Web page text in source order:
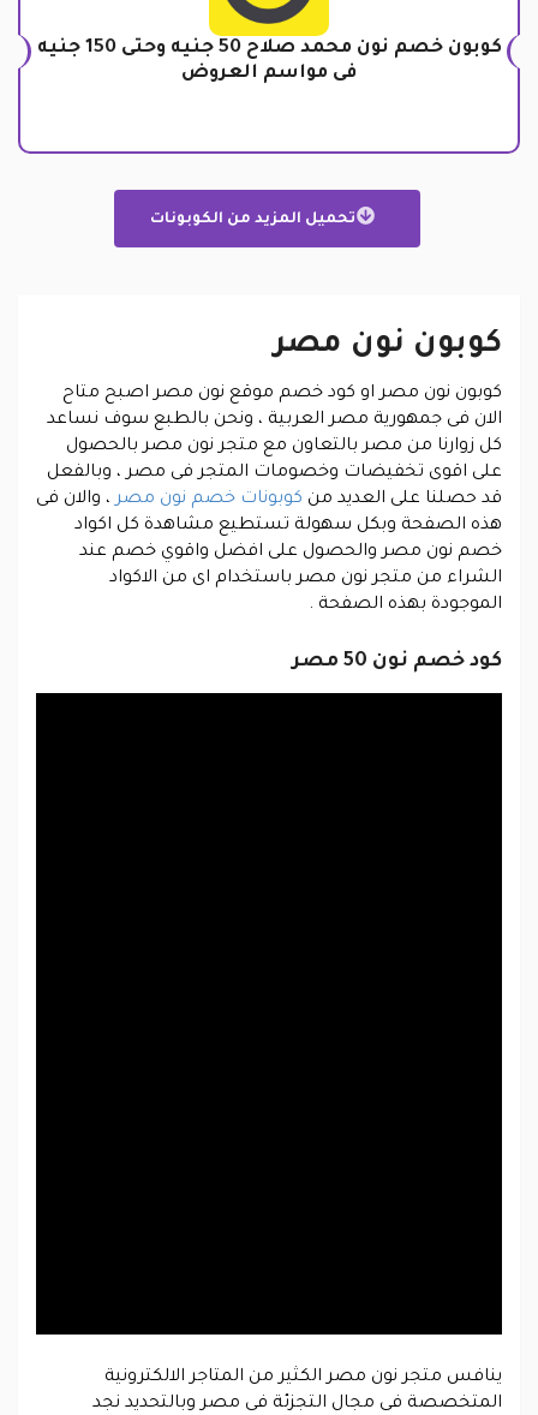
كوبون خصم نون محمد صلاح 50 جنيه وحتى 150 جنيه
فى مواسم العروض
تحميل المزيد من الكوبونات
كوبون نون مصر
كوبون نون مصر او كود خصم موقع نون مصر اصبح متاح
الان فى جمهورية مصر العربية ، ونحن بالطبع سوف نساعد
كل زوارنا من مصر بالتعاون مع متجر نون مصر بالحصول
على اقوى تخفيضات وخصومات المتجر فى مصر ، وبالفعل
قد حصلنا على العديد من كوبونات خصم نون مصر، والان فى
هذه الصفحة وبكل سهولة تستطيع مشاهدة كل اكواد
خصم نون مصر والحصول على افضل واقوي خصم عند
الشراء من متجر نون مصر باستخدام اى من الاكواد
الموجودة بهذه الصفحة .
كود خصم نون 50 مصر
ينافس متجر نون مصر الكثير من المتاجر الالكترونية
المتخصصة فى مجال التجزئة فى مصر وبالتحديد نجد